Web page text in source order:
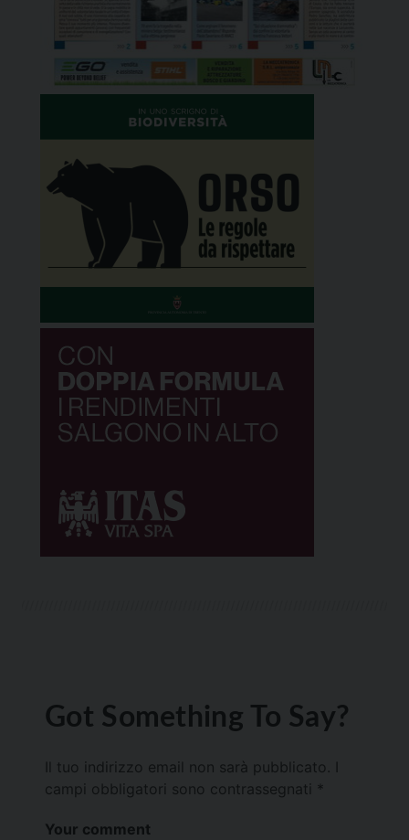
Got Something To Say?
Il tuo indirizzo email non sarà pubblicato.
campi obbligatori sono contrassegnati *
Your comment